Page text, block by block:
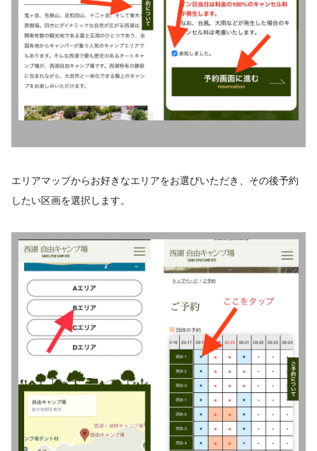
エリアマップからお好きなエリアをお選びいただき、その後予約
したい区画を選択します。